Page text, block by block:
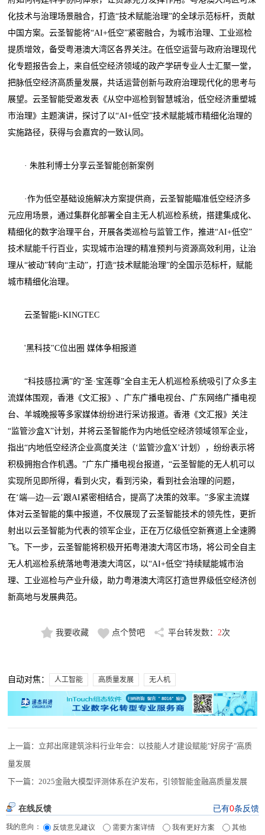
化技术与治理场景融合，打造“技术赋能治理”的全球示范标杆，贡献
中国方案。云圣智能将“AI+低空”紧密融合，为城市治理、工业巡检
提质增效，备受粤港澳大湾区各界关注。在低空运营与政府治理现代
化专题报告会上，来自低空经济领域的政产学研专业人士汇聚一堂，
把脉低空经济高质量发展，共话运营创新与政府治理现代化的思考与
展望。云圣智能受邀发表《从空中巡检到智慧城治，低空经济重塑城
市治理》主题演讲，探讨了以“AI+低空”技术赋能城市精细化治理的
实施路径，获得与会嘉宾的一致认同。
· 朱胜利博士分享云圣智能创新案例
·作为低空基础设施解决方案提供商，云圣智能瞄准低空经济多
元应用场景，通过集群化部署全自主无人机巡检系统，搭建集成化、
精细化的数字治理平台，开展各类巡检与监管工作，推进“AI+低空”
技术赋能千行百业，实现城市治理的精准预判与资源高效利用，让治
理从“被动”转向“主动”，打造“技术赋能治理”的全国示范标杆，赋能
城市精细化治理。
云圣智能i-KINGTEC
'黑科技"C位出圈 媒体争相报道
“科技感拉满”的“圣·宝莲尊”全自主无人机巡检系统吸引了众多主
流媒体围观，香港《文汇报》、广东广播电视台、广东网络广播电视
台、羊城晚报等多家媒体纷纷进行采访报道。香港《文汇报》关注
“监管沙盒X”计划，并将云圣智能作为内地低空经济领域领军企业，
指出“内地低空经济企业高度关注（‘监管沙盒X’计划），纷纷表示将
积极拥抱合作机遇。”广东广播电视台报道，“云圣智能的无人机可以
实现所见即所得，看到火灾，看到污染，看到社会治理的问题，
在‘端—边—云’跟AI紧密相结合，提高了决策的效率。”多家主流媒
体对云圣智能的集中报道，不仅展现了云圣智能技术的领先性，更折
射出以云圣智能为代表的领军企业，正在万亿级低空新赛道上全速腾
飞。下一步，云圣智能将积极开拓粤港澳大湾区市场，将公司全自主
无人机巡检系统落地粤港澳大湾区，以“AI+低空”持续赋能城市治
理、工业巡检与产业升级，助力粤港澳大湾区打造世界级低空经济创
新高地与发展典范。
我要收藏 点个赞吧 平台转发数： 2次
自动对焦： 人工智能 高质量发展 无人机
上一篇： 立邦出席建筑涂料行业年会：以技能人才建设赋能"好房子"高质
量发展
下一篇：2025金融大模型评测体系在沪发布，引领智能金融高质量发展